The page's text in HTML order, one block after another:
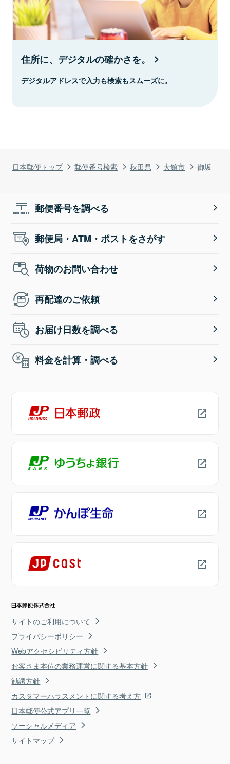
日本郵便トップ 郵便番号検索 秋田県 大館市 御坂
住所に、デジタルの確かさを。
デジタルアドレスで入力も検索もスムーズに。
郵便番号を調べる
郵便局・ATM・ポストをさがす
荷物のお問い合わせ
再配達のご依頼
お届け日数を調べる
料金を計算・調べる
サイトのご利用について
プライバシーポリシー
Webアクセシビリティ方針
お客さま本位の業務運営に関する基本方針
勧誘方針
カスタマーハラスメントに関する考え方
日本郵便公式アプリ一覧
ソーシャルメディア
サイトマップ